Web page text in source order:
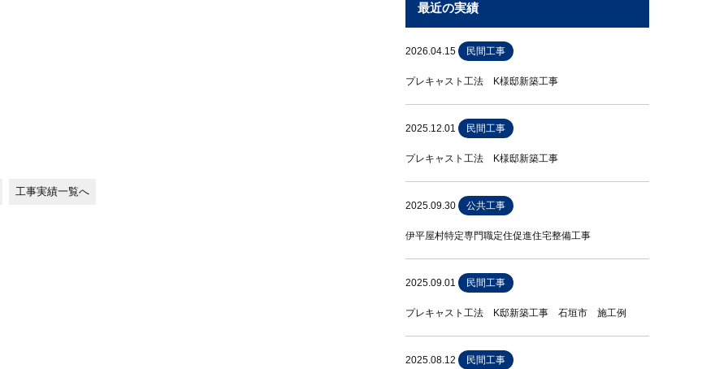
工事実績一覧へ
最近の実績
2026.04.15 民間工事
プレキャスト工法 K様邸新築工事
2025.12.01 民間工事
プレキャスト工法 K様邸新築工事
2025.09.30 公共工事
伊平屋村特定専門職定住促進住宅整備工事
2025.09.01 民間工事
プレキャスト工法 K邸新築工事 石垣市 施工例
2025.08.12 民間工事